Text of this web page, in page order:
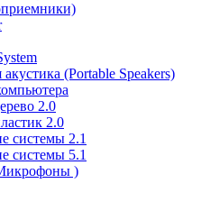
(Portable Speakers)
2.0
2.0
системы 2.1
системы 5.1
)